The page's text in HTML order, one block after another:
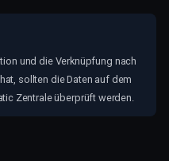
und die Verknüpfung nach
sollten die Daten auf dem
Zentrale überprüft werden.